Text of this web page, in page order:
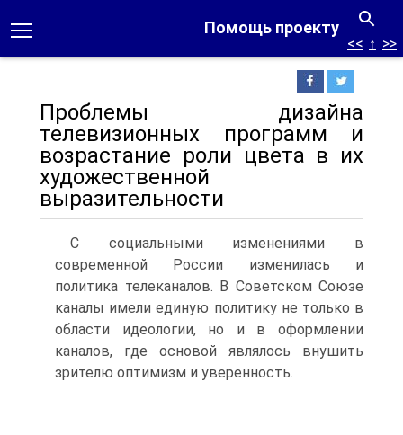
Помощь проекту
<< ↑ >>
Проблемы дизайна
телевизионных программ и
возрастание роли цвета в их
художественной
выразительности
С социальными изменениями в
современной России изменилась и
политика телеканалов. В Советском Союзе
каналы имели единую политику не только в
области идеологии, но и в оформлении
каналов, где основой явля­лось внушить
зрителю оптимизм и уверенность.